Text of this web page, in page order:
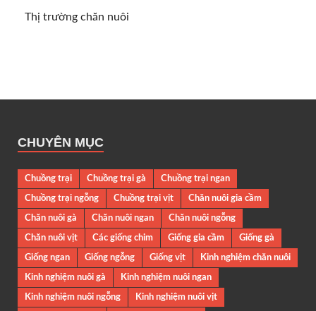
Thị trường chăn nuôi
CHUYÊN MỤC
Chuồng trại Chuồng trại gà
Chuồng trại ngan
Chuồng trại ngỗng
Chuồng trại vịt
Chăn nuôi gia cầm
Chăn nuôi gà
Chăn nuôi ngan
Chăn nuôi ngỗng
Chăn nuôi vịt
Các giống chim Giống gia cầm
Giống gà
Giống ngan
Giống ngỗng Giống vịt
Kinh nghiệm chăn nuôi
Kinh nghiệm nuôi gà
Kinh nghiệm nuôi ngan
Kinh nghiệm nuôi ngỗng
Kinh nghiệm nuôi vịt